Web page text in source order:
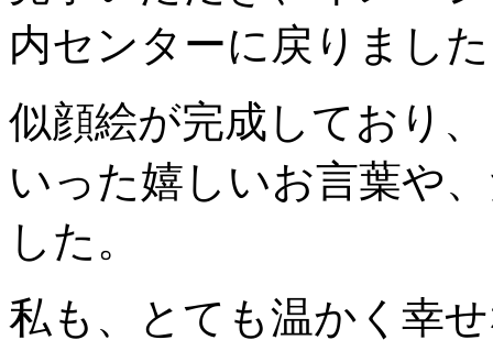
内センターに戻りまし
似顔絵が完成しており
いった嬉しいお言葉や
した。
私も、とても温かく幸